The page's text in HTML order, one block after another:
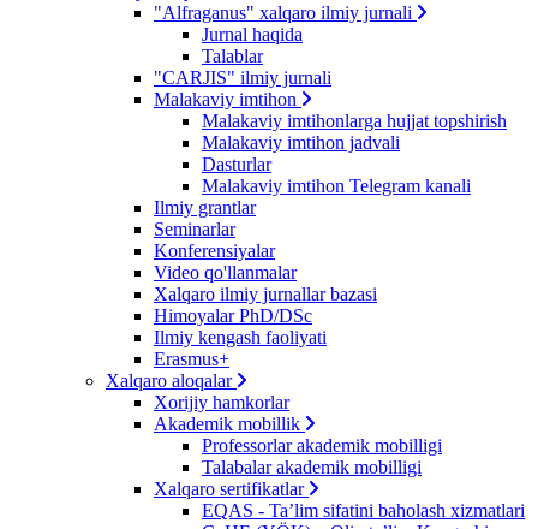
"Alfraganus" xalqaro ilmiy jurnali
Jurnal haqida
Talablar
"CARJIS" ilmiy jurnali
Malakaviy imtihon
Malakaviy imtihonlarga hujjat topshirish
Malakaviy imtihon jadvali
Dasturlar
Malakaviy imtihon Telegram kanali
Ilmiy grantlar
Seminarlar
Konferensiyalar
Video qo'llanmalar
Xalqaro ilmiy jurnallar bazasi
Himoyalar PhD/DSc
Ilmiy kengash faoliyati
Erasmus+
Xalqaro aloqalar
Xorijiy hamkorlar
Akademik mobillik
Professorlar akademik mobilligi
Talabalar akademik mobilligi
Xalqaro sertifikatlar
EQAS - Ta’lim sifatini baholash xizmatlari